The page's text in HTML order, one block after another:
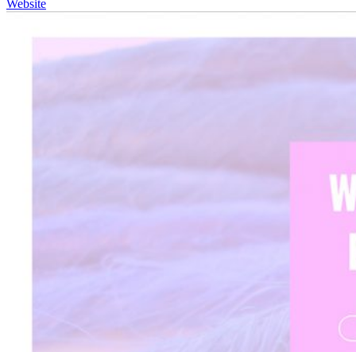
Website